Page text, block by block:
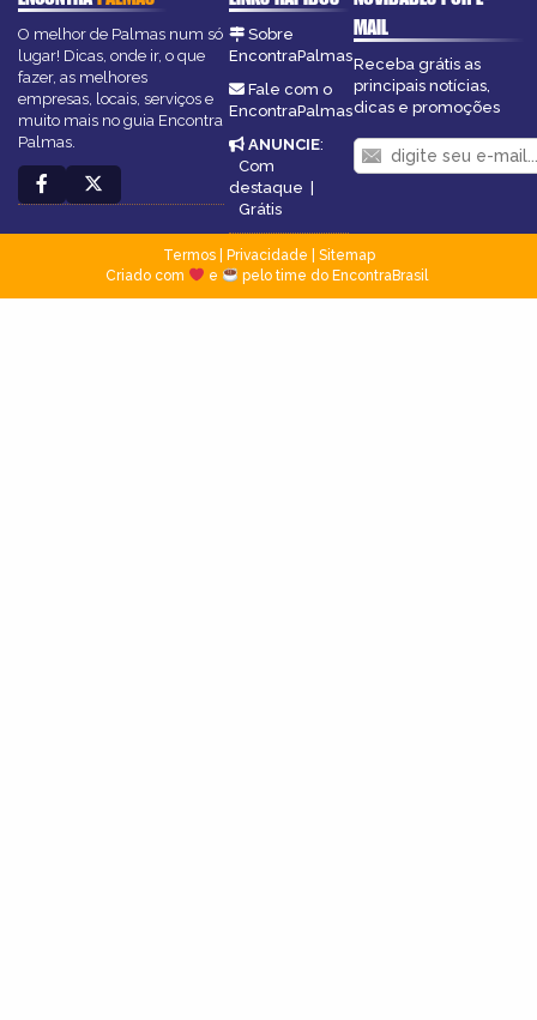
O melhor de Palmas num só
lugar! Dicas, onde ir, o que
fazer, as melhores
empresas, locais, serviços e
muito mais no guia Encontra
Palmas.
Sobre
EncontraPalmas
Fale com o
EncontraPalmas
ANUNCIE:
Com
destaque |
Grátis
MAIL
Receba grátis as
principais notícias,
dicas e promoções
Termos| Privacidade
Sitemap
Criado com
e pelo time do EncontraBrasil